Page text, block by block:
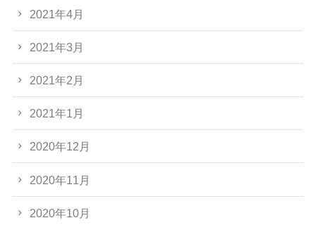
2021年4月
2021年3月
2021年2月
2021年1月
2020年12月
2020年11月
2020年10月